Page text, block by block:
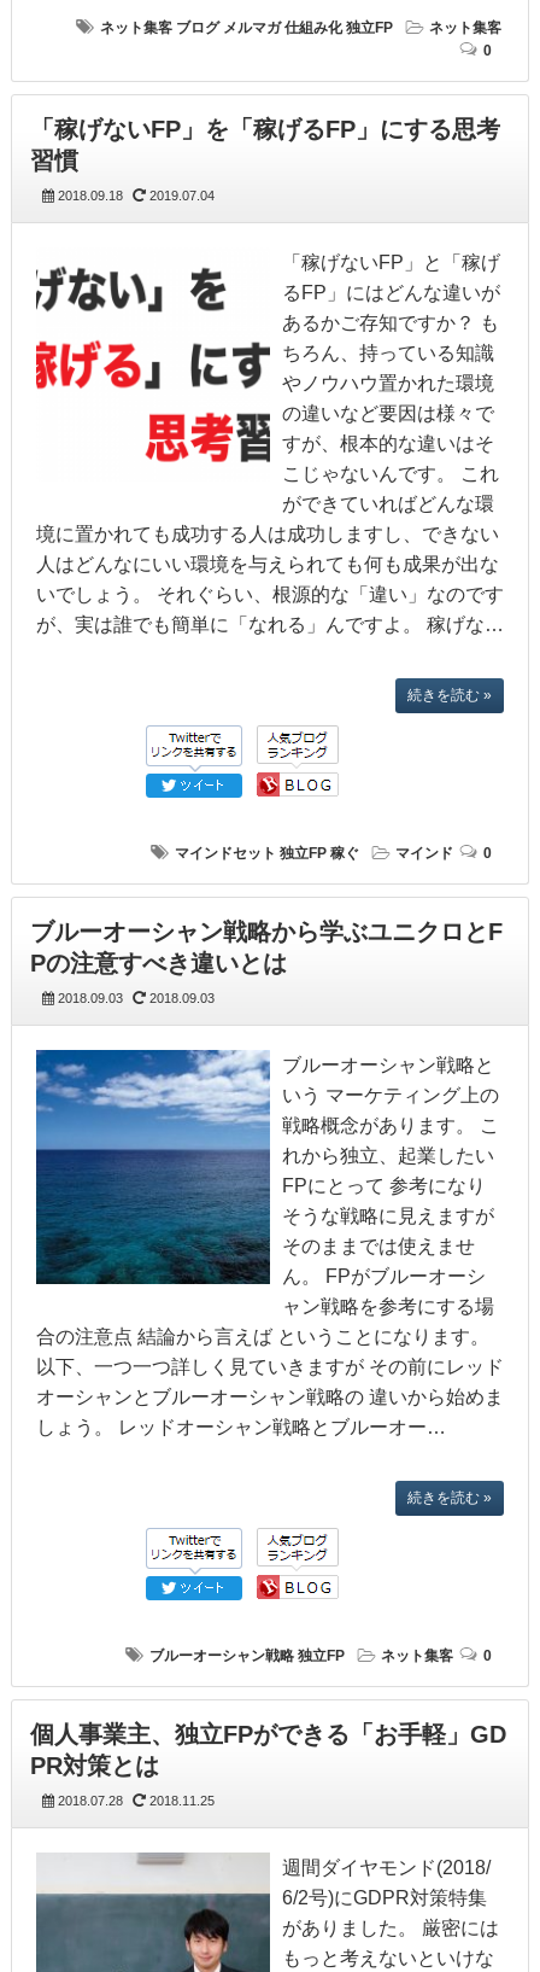
ネット集客 ブログ メルマガ 仕組み化 独立FP
ネット集客
0
「稼げないFP」を「稼げるFP」にする思考
習慣
2018.09.18 2019.07.04
「稼げないFP」と「稼げ
るFP」にはどんな違いが
あるかご存知ですか？ も
ちろん、持っている知識
やノウハウ置かれた環境
の違いなど要因は様々で
すが、根本的な違いはそ
こじゃないんです。 これ
ができていればどんな環
境に置かれても成功する人は成功しますし、できない
人はどんなにいい環境を与えられても何も成果が出な
いでしょう。 それぐらい、根源的な「違い」なのです
が、実は誰でも簡単に「なれる」んですよ。 稼げな…
続きを読む »
マインドセット 独立FP 稼ぐ マインド 0
ブルーオーシャン戦略から学ぶユニクロとF
Pの注意すべき違いとは
2018.09.03 2018.09.03
ブルーオーシャン戦略と
いう マーケティング上の
戦略概念があります。 こ
れから独立、起業したい
FPにとって 参考になり
そうな戦略に見えますが
そのままでは使えませ
ん。 FPがブルーオーシ
ャン戦略を参考にする場
合の注意点 結論から言えば ということになります。
以下、一つ一つ詳しく見ていきますが その前にレッド
オーシャンとブルーオーシャン戦略の 違いから始めま
しょう。 レッドオーシャン戦略とブルーオー…
続きを読む »
ブルーオーシャン戦略 独立FP ネット集客 0
個人事業主、独立FPができる「お手軽」GD
PR対策とは
2018.07.28 2018.11.25
週間ダイヤモンド(2018/
6/2号)にGDPR対策特集
がありました。 厳密には
もっと考えないといけな